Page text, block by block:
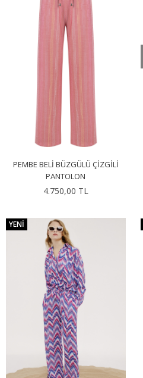
PEMBE BELI BÜZGÜLÜ ÇIZGILI
PANTOLON
4.750,00 TL
YENI